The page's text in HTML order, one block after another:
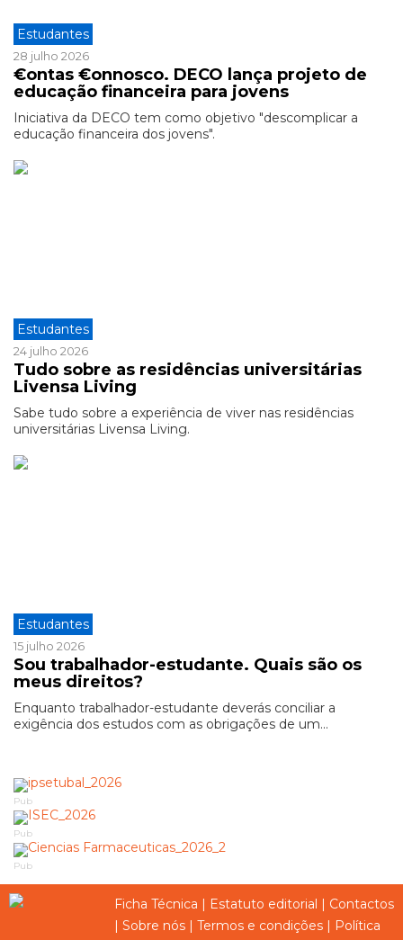
Estudantes
28 julho 2026
€ontas €onnosco. DECO lança projeto de
educação financeira para jovens
Iniciativa da DECO tem como objetivo "descomplicar a
educação financeira dos jovens".
Estudantes
24 julho 2026
Tudo sobre as residências universitárias
Livensa Living
Sabe tudo sobre a experiência de viver nas residências
universitárias Livensa Living.
Estudantes
15 julho 2026
Sou trabalhador-estudante. Quais são os
meus direitos?
Enquanto trabalhador-estudante deverás conciliar a
exigência dos estudos com as obrigações de um...
Pub
Pub
Pub
Ficha Técnica Estatuto editorial
Contactos
Sobre nós Termos e condições
Política